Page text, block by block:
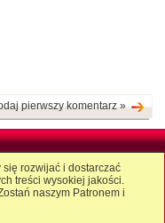
pierwszy komentarz »
rozwijać i dostarczać
treści wysokiej jakości.
naszym Patronem i